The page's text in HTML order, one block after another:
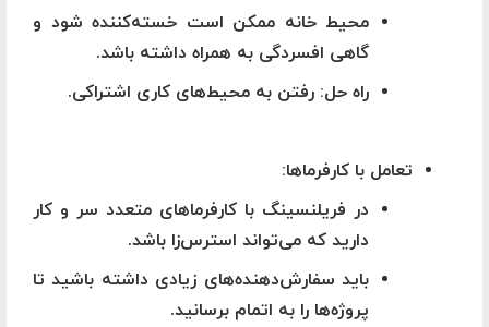
محیط خانه ممکن است خسته‌کننده شود و
گاهی افسردگی به همراه داشته باشد.
راه حل: رفتن به محیط‌های کاری اشتراکی.
تعامل با کارفرماها:
در فریلنسینگ با کارفرماهای متعدد سر و کار
دارید که می‌تواند استرس‌زا باشد.
باید سفارش‌دهنده‌های زیادی داشته باشید تا
پروژه‌ها را به اتمام برسانید.